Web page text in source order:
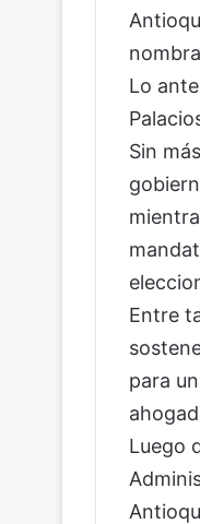
Lo
Sin
Entre
para
Luego